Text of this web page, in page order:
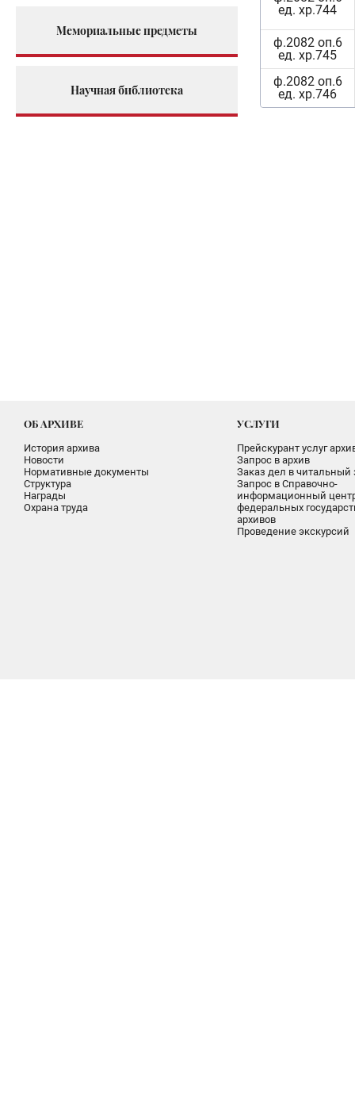
Мемориальные предметы
Научная библиотека
ед. хр.744
ф.2082 оп.6
ед. хр.745
ф.2082 оп.6
ед. хр.746
ОБ АРХИВЕ
История архива
Новости
Нормативные документы
Структура
Награды
Охрана труда
УСЛУГИ
Прейскурант услуг
Запрос в архив
Заказ дел в читальный
Запрос в Справочно-
информационный
федеральных
архивов
Проведение экскурсий